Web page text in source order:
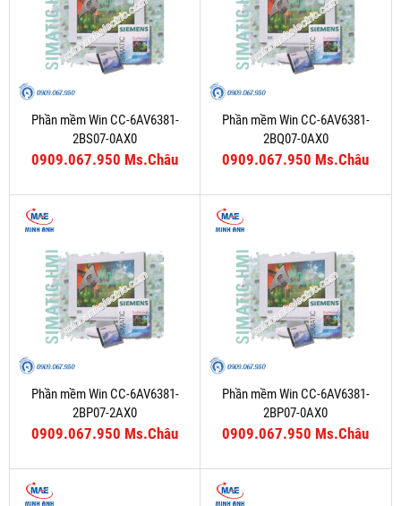
Phần mềm Win CC-6AV6381-
2BS07-0AX0
0909.067.950 Ms.Châu
Phần mềm Win CC-6AV6381-
2BQ07-0AX0
0909.067.950 Ms.Châu
Phần mềm Win CC-6AV6381-
2BP07-2AX0
0909.067.950 Ms.Châu
Phần mềm Win CC-6AV6381-
2BP07-0AX0
0909.067.950 Ms.Châu